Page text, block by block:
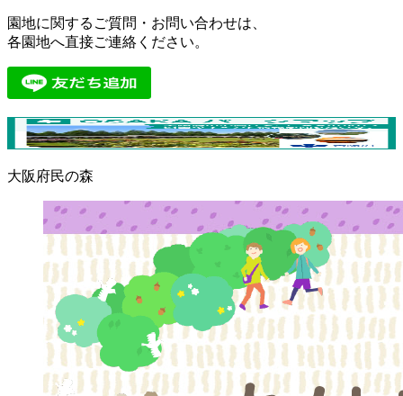
園地に関するご質問・お問い合わせは、
各園地へ直接ご連絡ください。
大阪府民の森